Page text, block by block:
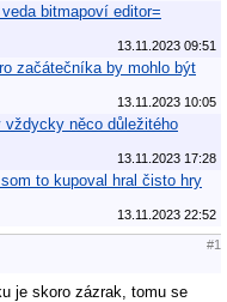
bitmapoví editor=
13.11.2023 09:51
začátečníka by mohlo být
13.11.2023 10:05
něco důležitého
13.11.2023 17:28
to kupoval hral čisto hry
13.11.2023 22:52
#1
je skoro zázrak, tomu se